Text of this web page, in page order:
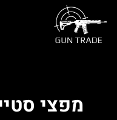
מפצי